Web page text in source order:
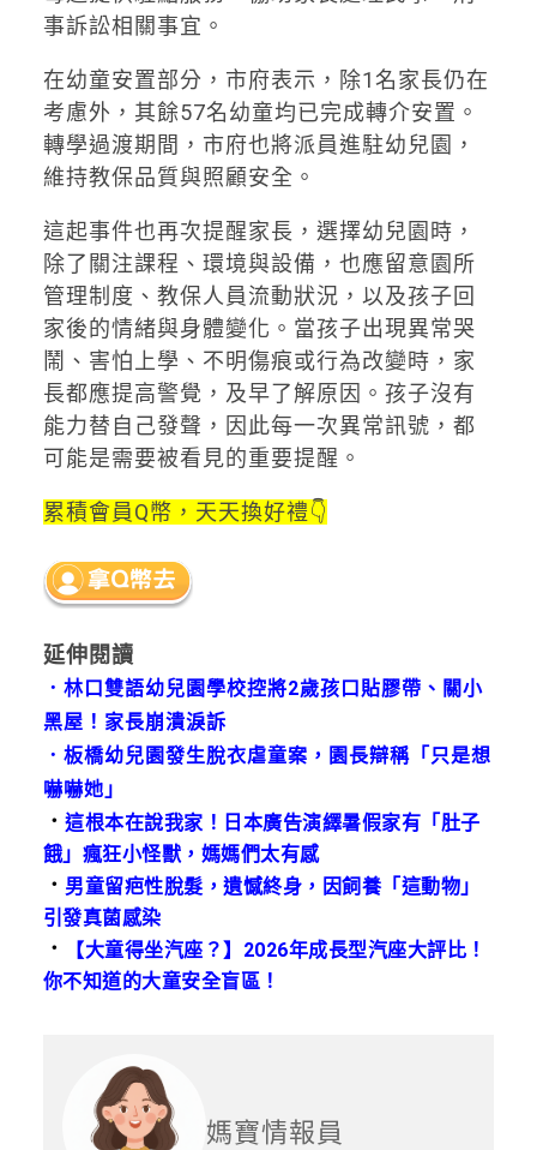
事訴訟相關事宜。
在幼童安置部分，市府表示，除1名家長仍在
考慮外，其餘57名幼童均已完成轉介安置。
轉學過渡期間，市府也將派員進駐幼兒園，
維持教保品質與照顧安全。
這起事件也再次提醒家長，選擇幼兒園時，
除了關注課程、環境與設備，也應留意園所
管理制度、教保人員流動狀況，以及孩子回
家後的情緒與身體變化。當孩子出現異常哭
鬧、害怕上學、不明傷痕或行為改變時，家
長都應提高警覺，及早了解原因。孩子沒有
能力替自己發聲，因此每一次異常訊號，都
可能是需要被看見的重要提醒。
累積會員Q幣，天天換好禮👇
延伸閱讀
． 林口雙語幼兒園學校控將2歲孩口貼膠帶、關小
黑屋！家長崩潰淚訴
． 板橋幼兒園發生脫衣虐童案，園長辯稱「只是想
嚇嚇她」
．這根本在說我家！日本廣告演繹暑假家有「肚子
餓」瘋狂小怪獸，媽媽們太有感
． 男童留疤性脫髮，遺憾終身，因飼養「這動物」
引發真菌感染
．
【大童得坐汽座？】2026年成長型汽座大評比！
你不知道的大童安全盲區！
媽寶情報員